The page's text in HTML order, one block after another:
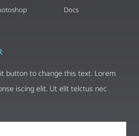
Docs
button to change this text. Lorem
iscing elit. Ut elit telctus nec